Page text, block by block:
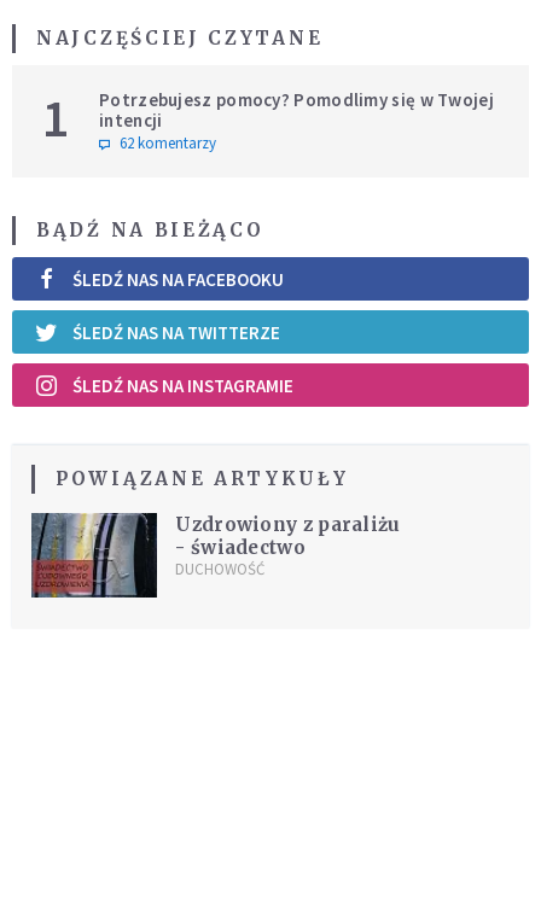
NAJCZĘŚCIEJ CZYTANE
1
Potrzebujesz pomocy? Pomodlimy się w Twojej
intencji
62 komentarzy
BĄDŹ NA BIEŻĄCO
ŚLEDŹ NAS NA FACEBOOKU
ŚLEDŹ NAS NA TWITTERZE
ŚLEDŹ NAS NA INSTAGRAMIE
POWIĄZANE ARTYKUŁY
Uzdrowiony z paraliżu
- świadectwo
DUCHOWOŚĆ